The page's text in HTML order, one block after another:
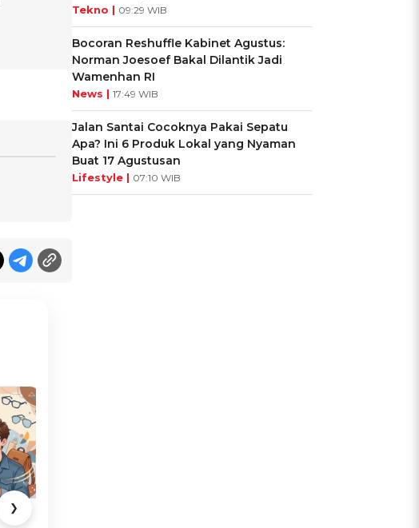
❯
Tekno | 09:29 WIB
Bocoran Reshuffle Kabinet Agustus:
Norman Joesoef Bakal Dilantik Jadi
Wamenhan RI
News | 17:49 WIB
Jalan Santai Cocoknya Pakai Sepatu
Apa? Ini 6 Produk Lokal yang Nyaman
Buat 17 Agustusan
Lifestyle | 07:10 WIB